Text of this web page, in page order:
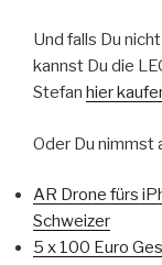
Und falls Du
kannst Du die
Stefan hier
Oder Du nimmst
AR Drone fürs
Schweizer
5 x 100 Euro